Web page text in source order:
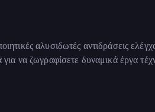
αλυσιδωτές αντιδράσεις
να ζωγραφίσετε δυναμικά έργα